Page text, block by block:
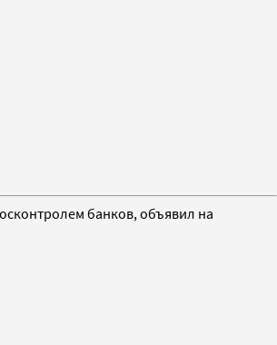
банков, объявил на